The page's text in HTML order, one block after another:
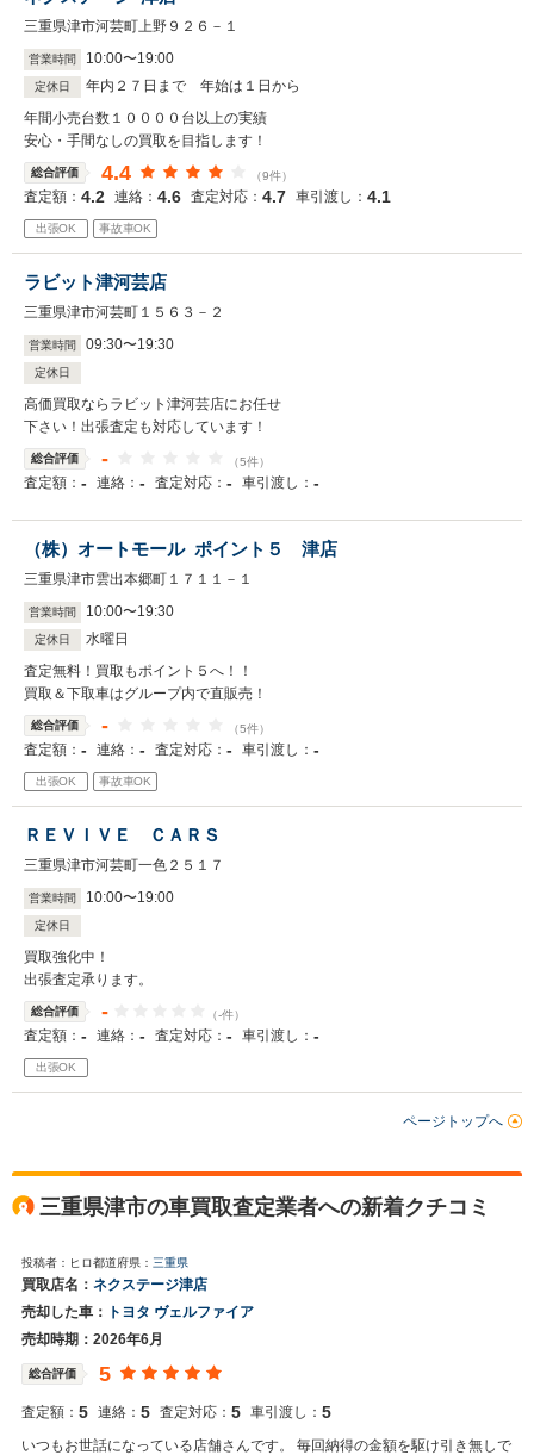
三重県津市河芸町上野９２６－１
営業時間 10:00〜19:00
定休日
年内２７日まで 年始は１日から
年間小売台数１００００台以上の実績
安心・手間なしの買取を目指します！
総合評価 4.4 （9件）
査定額： 4.2 連絡： 4.6 査定対応： 4.7 車引渡し： 4.1
出張OK 事故車OK
ラビット津河芸店
三重県津市河芸町１５６３－２
営業時間 09:30〜19:30
定休日
高価買取ならラビット津河芸店にお任せ
下さい！出張査定も対応しています！
総合評価 - （5件）
査定額： - 連絡： - 査定対応： - 車引渡し： -
（株）オートモール ポイント５ 津店
三重県津市雲出本郷町１７１１－１
営業時間 10:00〜19:30
定休日
水曜日
査定無料！買取もポイント５へ！！
買取＆下取車はグループ内で直販売！
総合評価 - （5件）
査定額： - 連絡： - 査定対応： - 車引渡し： -
出張OK 事故車OK
ＲＥＶＩＶＥ ＣＡＲＳ
三重県津市河芸町一色２５１７
営業時間 10:00〜19:00
定休日
買取強化中！
出張査定承ります。
総合評価 - （-件）
査定額： - 連絡： - 査定対応： - 車引渡し： -
出張OK
ページトップへ
三重県津市の車買取査定業者への新着クチコミ
投稿者：ヒロ都道府県： 三重県
買取店名： ネクステージ津店
売却した車：
トヨタ ヴェルファイア
売却時期：2026年6月
総合評価 5
査定額： 5 連絡： 5 査定対応： 5 車引渡し： 5
いつもお世話になっている店舗さんです。 毎回納得の金額を駆け引き無しで